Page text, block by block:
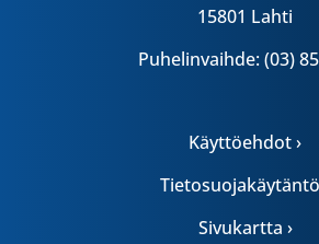
15801 Lahti
Puhelinvaihde: (03)
Käyttöehdot ›
Tietosuojakäytäntö
Sivukartta ›